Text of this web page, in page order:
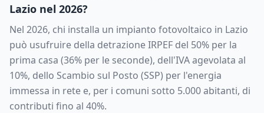
Lazio nel 2026?
Nel 2026, chi installa un impianto fotovoltaico in Lazio
può usufruire della detrazione IRPEF del 50% per la
prima casa (36% per le seconde), dell'IVA agevolata al
10%, dello Scambio sul Posto (SSP) per l'energia
immessa in rete e, per i comuni sotto 5.000 abitanti, di
contributi fino al 40%.